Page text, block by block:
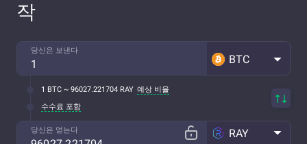
작
당신은 보낸다
BTC
1 BTC ~ 96027.221704 RAY 예상 비율
수수료 포함
당신은 얻는다 RAY